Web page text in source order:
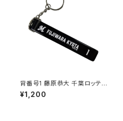
背番号1 藤原恭大 千葉ロッテマ
リーンズ 選手ホテルキーホルダ
ー
¥1,200